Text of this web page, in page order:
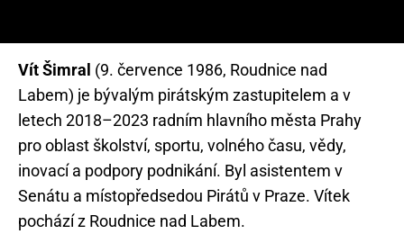
Vít Šimral (9. července 1986, Roudnice nad
Labem) je bývalým pirátským zastupitelem a v
letech 2018–2023 radním hlavního města Prahy
pro oblast školství, sportu, volného času, vědy,
inovací a podpory podnikání. Byl asistentem v
Senátu a místopředsedou Pirátů v Praze. Vítek
pochází z Roudnice nad Labem.